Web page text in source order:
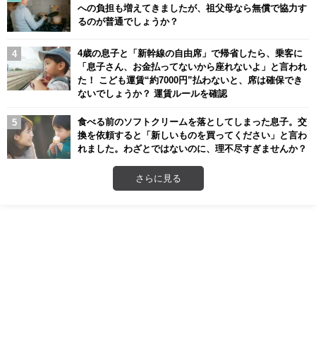
への負担も増えてきましたが、祖父母なら無償で協力す
るのが普通でしょうか？
4歳の息子と「新幹線の自由席」で帰省したら、乗客に
「息子さん、お金払ってないから座れないよ」と言われ
た！ こども運賃“約7000円”払わないと、席は確保でき
ないでしょうか？ 運賃ルールを確認
食べる前のソフトクリームを落としてしまった息子。交
換を依頼すると「新しいものを買ってください」と言わ
れました。わざとではないのに、理不尽すぎませんか？
さらに見る